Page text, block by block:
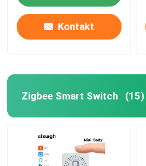
Kontakt
Zigbee Smart Switch (15)